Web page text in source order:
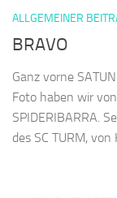
ALLGEMEINER
BRAVO
Ganz vorne
Foto haben wir
SPIDERIBARRA.
des SC TURM, von